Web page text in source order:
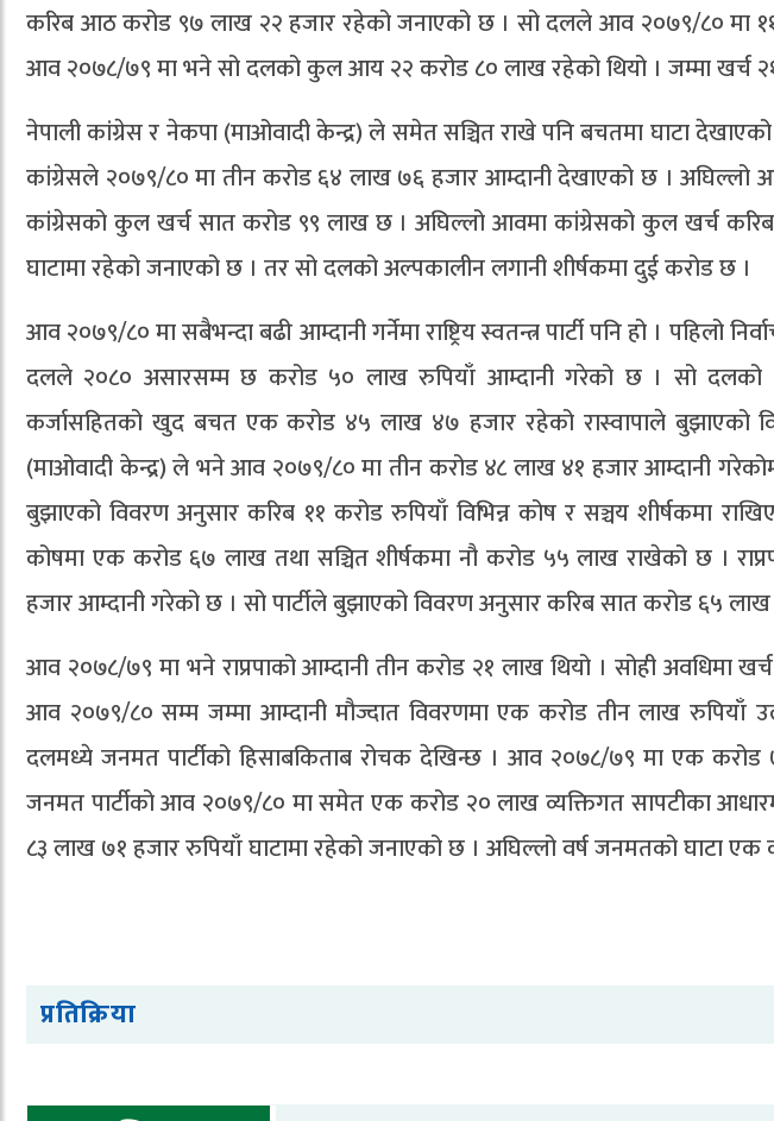
करिब आठ करोड ९७ लाख २२ हजार रहेको जनाएको छ । सो दलले आव २०७९/८० मा
आव २०७८/७९ मा भने सो दलको कुल आय २२ करोड ८० लाख रहेको थियो । जम्मा खर्च
नेपाली कांग्रेस र नेकपा (माओवादी केन्द्र) ले समेत सञ्चित राखे पनि बचतमा घाटा
कांग्रेसले २०७९/८० मा तीन करोड ६४ लाख ७६ हजार आम्दानी देखाएको छ । अघिल्लो
कांग्रेसको कुल खर्च सात करोड ९९ लाख छ । अघिल्लो आवमा कांग्रेसको कुल खर्च
घाटामा रहेको जनाएको छ । तर सो दलको अल्पकालीन लगानी शीर्षकमा दुई करोड छ ।
आव २०७९/८० मा सबैभन्दा बढी आम्दानी गर्नेमा राष्ट्रिय स्वतन्त्र पार्टी पनि हो । पहिलो
दलले २०८० असारसम्म छ करोड ५० लाख रुपियाँ आम्दानी गरेको छ । सो
कर्जासहितको खुद बचत एक करोड ४५ लाख ४७ हजार रहेको रास्वापाले बुझाएको
(माओवादी केन्द्र) ले भने आव २०७९/८० मा तीन करोड ४८ लाख ४१ हजार आम्दानी
बुझाएको विवरण अनुसार करिब ११ करोड रुपियाँ विभिन्न कोष र सञ्चय शीर्षकमा
कोषमा एक करोड ६७ लाख तथा सञ्चित शीर्षकमा नौ करोड ५५ लाख राखेको छ ।
हजार आम्दानी गरेको छ । सो पार्टीले बुझाएको विवरण अनुसार करिब सात करोड ६५
आव २०७८/७९ मा भने राप्रपाको आम्दानी तीन करोड २१ लाख थियो । सोही अवधिमा
आव २०७९/८० सम्म जम्मा आम्दानी मौज्दात विवरणमा एक करोड तीन लाख
दलमध्ये जनमत पार्टीको हिसाबकिताब रोचक देखिन्छ । आव २०७८/७९ मा एक करोड
जनमत पार्टीको आव २०७९/८० मा समेत एक करोड २० लाख व्यक्तिगत सापटीका
८३ लाख ७१ हजार रुपियाँ घाटामा रहेको जनाएको छ । अघिल्लो वर्ष जनमतको घाटा एक
प्रतिक्रिया